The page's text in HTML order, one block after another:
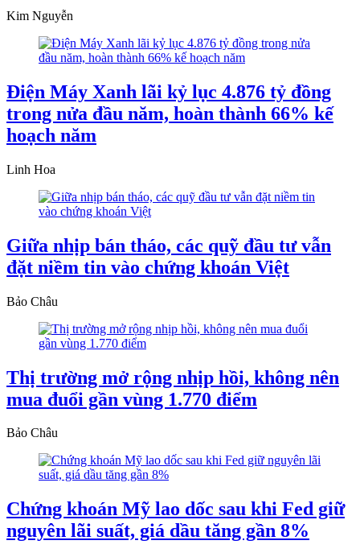
Kim Nguyễn
Điện Máy Xanh lãi kỷ lục 4.876 tỷ đồng
trong nửa đầu năm, hoàn thành 66% kế
hoạch năm
Linh Hoa
Giữa nhịp bán tháo, các quỹ đầu tư vẫn
đặt niềm tin vào chứng khoán Việt
Bảo Châu
Thị trường mở rộng nhịp hồi, không nên
mua đuổi gần vùng 1.770 điểm
Bảo Châu
Chứng khoán Mỹ lao dốc sau khi Fed giữ
nguyên lãi suất, giá dầu tăng gần 8%